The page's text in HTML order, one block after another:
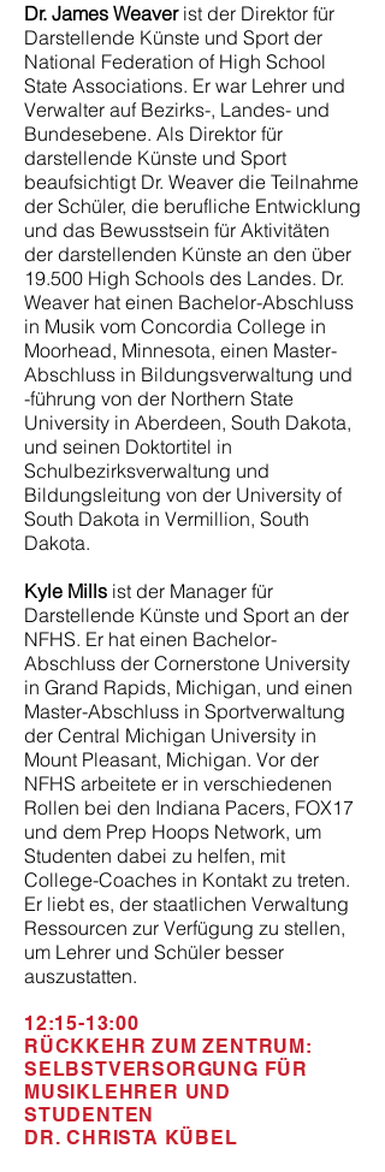
Dr. James Weaverist der Direktor für
Darstellende Künste und Sport der
National Federation of High School
State Associations. Er war Lehrer und
Verwalter auf Bezirks-, Landes- und
Bundesebene. Als Direktor für
darstellende Künste und Sport
beaufsichtigt Dr. Weaver die Teilnahme
der Schüler, die berufliche Entwicklung
und das Bewusstsein für Aktivitäten
der darstellenden Künste an den über
19.500 High Schools des Landes. Dr.
Weaver hat einen Bachelor-Abschluss
in Musik vom Concordia College in
Moorhead, Minnesota, einen Master-
Abschluss in Bildungsverwaltung und
-führung von der Northern State
University in Aberdeen, South Dakota,
und seinen Doktortitel in
Schulbezirksverwaltung und
Bildungsleitung von der University of
South Dakota in Vermillion, South
Dakota.
Kyle Mills ist der Manager für
Darstellende Künste und Sport an der
NFHS. Er hat einen Bachelor-
Abschluss der Cornerstone University
in Grand Rapids, Michigan, und einen
Master-Abschluss in Sportverwaltung
der Central Michigan University in
Mount Pleasant, Michigan. Vor der
NFHS arbeitete er in verschiedenen
Rollen bei den Indiana Pacers, FOX17
und dem Prep Hoops Network, um
Studenten dabei zu helfen, mit
College-Coaches in Kontakt zu treten.
Er liebt es, der staatlichen Verwaltung
Ressourcen zur Verfügung zu stellen,
um Lehrer und Schüler besser
auszustatten.
12:15-13:00
RÜCKKEHR ZUM ZENTRUM:
SELBSTVERSORGUNG FÜR
MUSIKLEHRER UND
STUDENTEN
DR. CHRISTA KÜBEL